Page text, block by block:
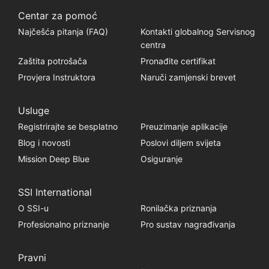
Centar za pomoć
Najčešća pitanja (FAQ)
Kontakti globalnog Servisnog
centra
Zaštita potrošača
Pronađite certifikat
Provjera Instruktora
Naruči zamjenski brevet
Usluge
Registrirajte se besplatno
Preuzimanje aplikacije
Blog i novosti
Poslovi diljem svijeta
Mission Deep Blue
Osiguranje
SSI International
O SSI-u
Ronilačka priznanja
Profesionalno priznanje
Pro sustav nagrađivanja
Pravni